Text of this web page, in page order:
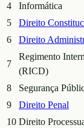
4
Informática
5
Direito
6
Direito
7
Regimento
(RICD)
8 Segurança
9
Direito Penal
10 Direito